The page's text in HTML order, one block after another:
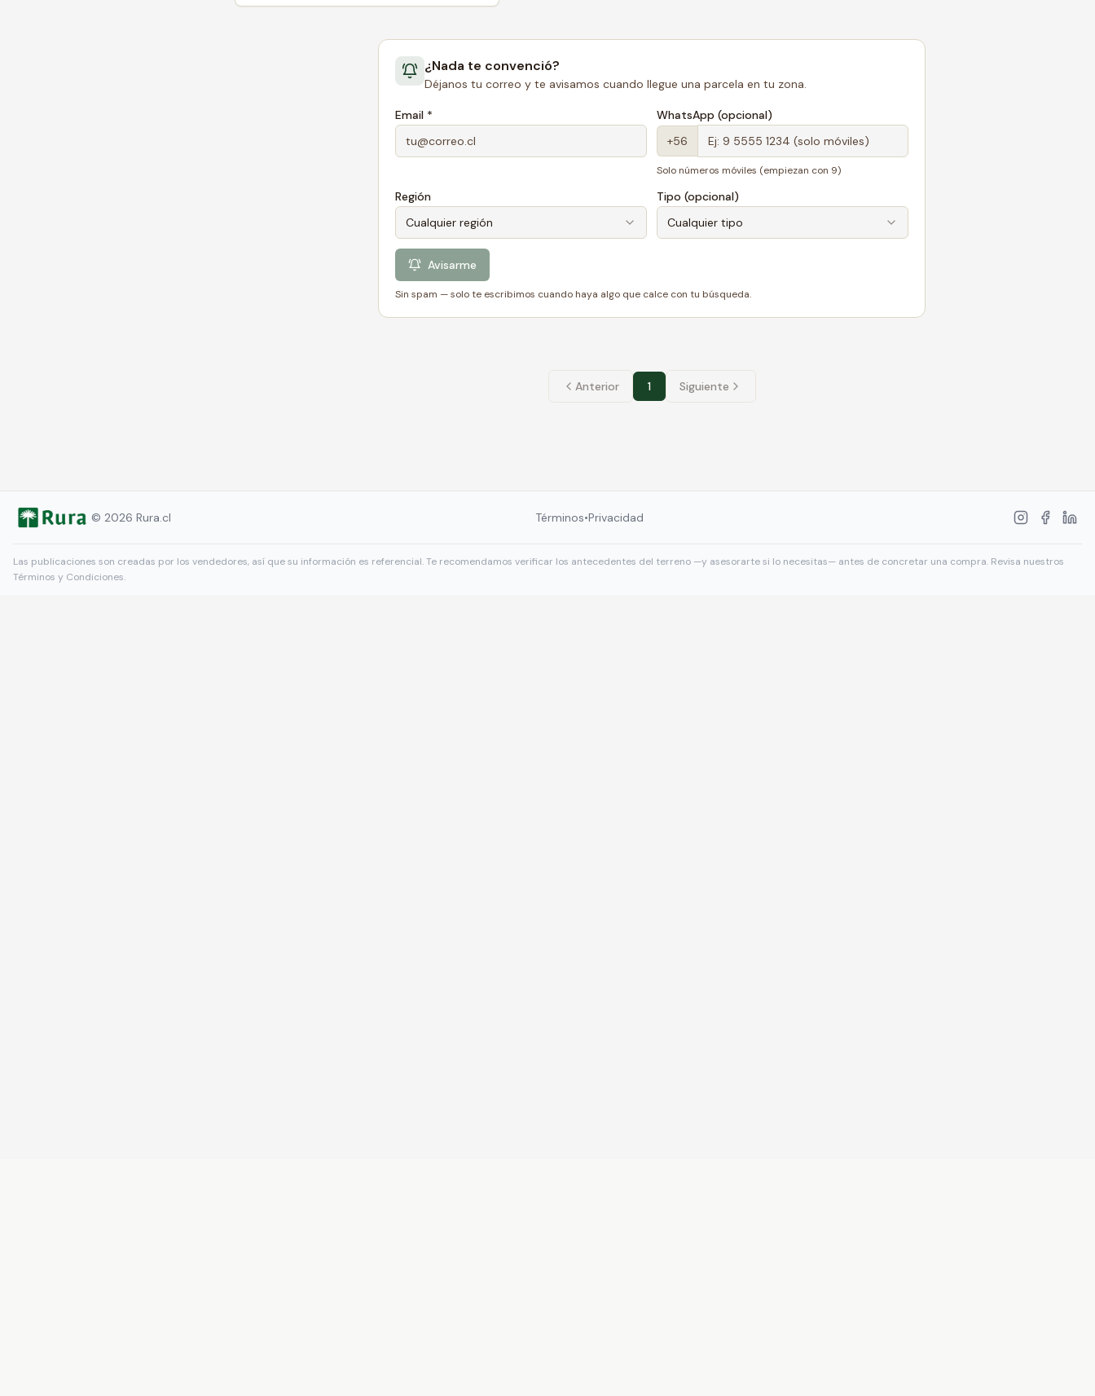
¿Nada te convenció?
Déjanos tu correo y te avisamos cuando llegue una parcela en tu zona.
Email *
WhatsApp (opcional)
+56
Solo números móviles (empiezan con 9)
Región
Cualquier región
Tipo (opcional)
Cualquier tipo
Avisarme
Sin spam — solo te escribimos cuando haya algo que calce con tu búsqueda.
Anterior 1 Siguiente
© 2026 Rura.cl Términos•Privacidad
Las publicaciones son creadas por los vendedores, así que su información es referencial. Te recomendamos verificar los antecedentes del terreno —y asesorarte si lo necesitas— antes de concretar una compra. Revisa nuestros
Términos y Condiciones.